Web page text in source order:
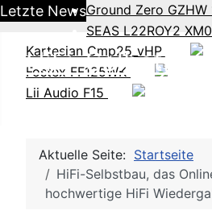
Letzte NewsGround Zero GZHW
SEAS L22ROY2
Kartesian Cmp25_vHP
Fostex FF125WK
Lii Audio F15
HiFi-
Aktuelle Seite: Startseite
HiFi-Selbstbau, das
hochwertige HiFi